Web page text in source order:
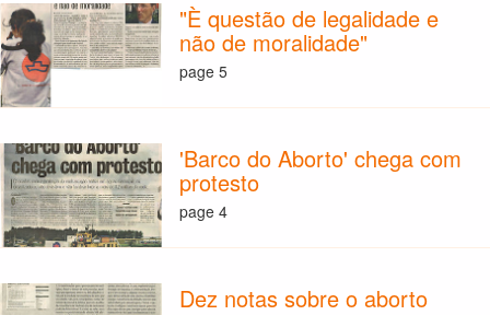
"È questão de legalidade e
não de moralidade"
page 5
'Barco do Aborto' chega com
protesto
page 4
Dez notas sobre o aborto